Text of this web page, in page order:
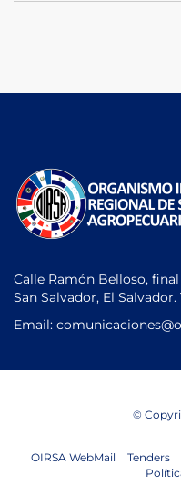
Calle Ramón Belloso,
San Salvador, El Salvador.
Email: comunicaciones
©
OIRSA WebMail Tenders